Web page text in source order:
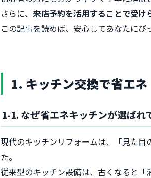
さらに、 来店予約を活用することで受け
この記事を読めば、安心してあなたにぴ
1. キッチン交換で省エ
1-1. なぜ省エネキッチンが選ばれ
現代のキッチンリフォームは、「見た
た。
従来型のキッチン設備は、古くなると